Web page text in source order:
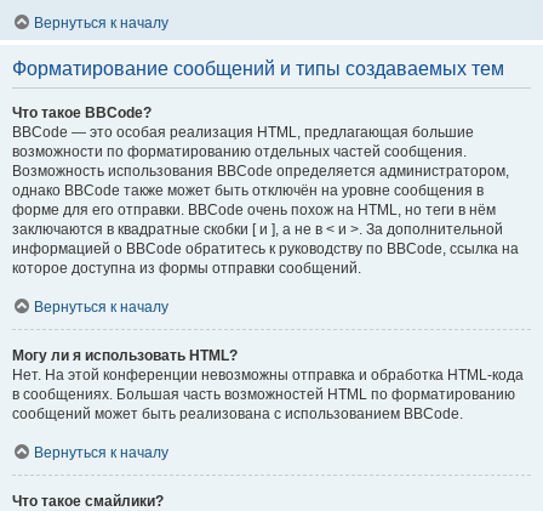
Вернуться к началу
Форматирование сообщений и типы создаваемых тем
Что такое BBCode?
BBCode — это особая реализация HTML, предлагающая большие
возможности по форматированию отдельных частей сообщения.
Возможность использования BBCode определяется администратором,
однако BBCode также может быть отключён на уровне сообщения в
форме для его отправки. BBCode очень похож на HTML, но теги в нём
заключаются в квадратные скобки [ и ], а не в < и >. За дополнительной
информацией о BBCode обратитесь к руководству по BBCode, ссылка на
которое доступна из формы отправки сообщений.
Вернуться к началу
Могу ли я использовать HTML?
Нет. На этой конференции невозможны отправка и обработка HTML-кода
в сообщениях. Большая часть возможностей HTML по форматированию
сообщений может быть реализована с использованием BBCode.
Вернуться к началу
Что такое смайлики?